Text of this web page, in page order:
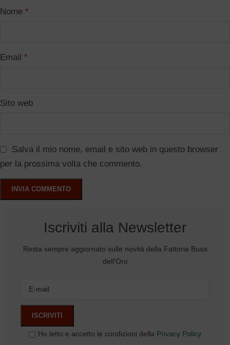
Nome *
Email *
Sito web
Salva il mio nome, email e sito web in questo browser
per la prossima volta che commento.
Iscriviti alla Newsletter
Resta sempre aggiornato sulle novità della Fattoria Busa
dell'Oro
Ho letto e accetto le condizioni della Privacy Policy